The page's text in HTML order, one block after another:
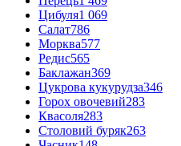
Цибуля1 069
Салат786
Морква577
Редис565
Баклажан369
Цукрова кукурудза346
Горох овочевий283
Квасоля283
Столовий буряк263